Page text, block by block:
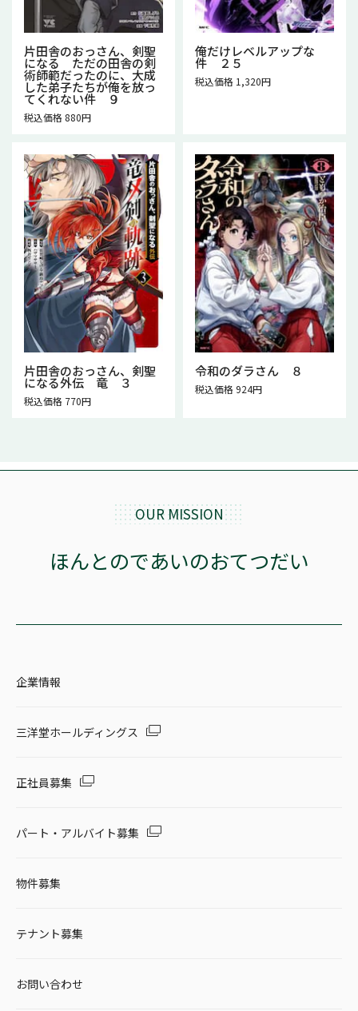
片田舎のおっさん、剣聖
になる ただの田舎の剣
術師範だったのに、大成
した弟子たちが俺を放っ
てくれない件 ９
税込価格 880円
俺だけレベルアップな
件 ２５
税込価格 1,320円
片田舎のおっさん、剣聖
になる外伝 竜 ３
税込価格 770円
令和のダラさん ８
税込価格 924円
OUR MISSION
ほんとのであいのおてつだい
企業情報
三洋堂ホールディングス
正社員募集
パート・アルバイト募集
物件募集
テナント募集
お問い合わせ